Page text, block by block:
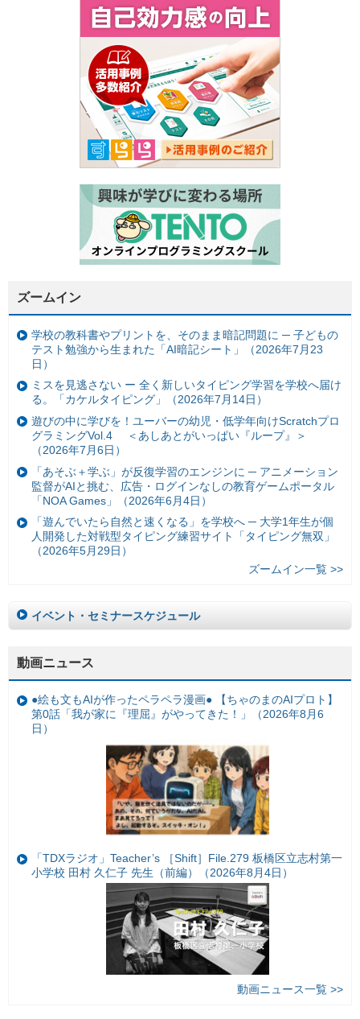
ズームイン
学校の教科書やプリントを、そのまま暗記問題に ─ 子どもの
テスト勉強から生まれた「AI暗記シート」（2026年7月23
日）
ミスを見逃さない ー 全く新しいタイピング学習を学校へ届け
る。「カケルタイピング」（2026年7月14日）
遊びの中に学びを！ユーバーの幼児・低学年向けScratchプロ
グラミングVol.4 ＜あしあとがいっぱい『ループ』＞
（2026年7月6日）
「あそぶ＋学ぶ」が反復学習のエンジンに ─ アニメーション
監督がAIと挑む、広告・ログインなしの教育ゲームポータル
「NOA Games」（2026年6月4日）
「遊んでいたら自然と速くなる」を学校へ ─ 大学1年生が個
人開発した対戦型タイピング練習サイト「タイピング無双」
（2026年5月29日）
ズームイン一覧 >>
イベント・セミナースケジュール
動画ニュース
●絵も文もAIが作ったペラペラ漫画● 【ちゃのまのAIプロト】
第0話「我が家に『理屈』がやってきた！」（2026年8月6
日）
「TDXラジオ」Teacher’s ［Shift］File.279 板橋区立志村第一
小学校 田村 久仁子 先生（前編）（2026年8月4日）
動画ニュース一覧 >>